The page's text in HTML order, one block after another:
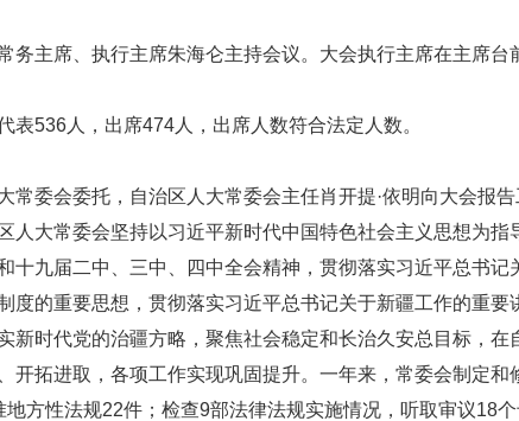
务主席、执行主席朱海仑主持会议。大会执行主席在主席台
表536人，出席474人，出席人数符合法定人数。
常委会委托，自治区人大常委会主任肖开提·依明向大会报告
人大常委会坚持以习近平新时代中国特色社会主义思想为指
十九届二中、三中、四中全会精神，贯彻落实习近平总书记
度的重要思想，贯彻落实习近平总书记关于新疆工作的重要
新时代党的治疆方略，聚焦社会稳定和长治久安总目标，在
开拓进取，各项工作实现巩固提升。一年来，常委会制定和
地方性法规22件；检查9部法律法规实施情况，听取审议18